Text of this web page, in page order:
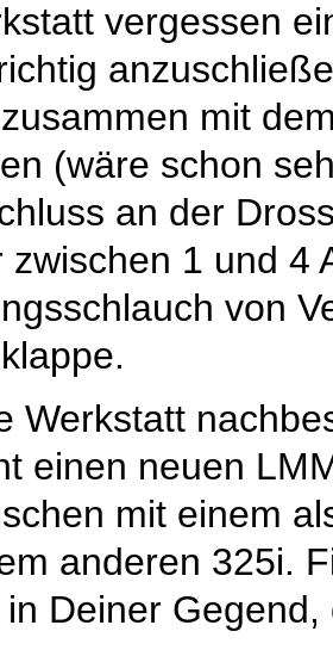
vergessen
mit
(wäre schon
an der
zwischen 1 und 4
von
Werkstatt
einen neuen
mit einem
anderen 325i.
Deiner